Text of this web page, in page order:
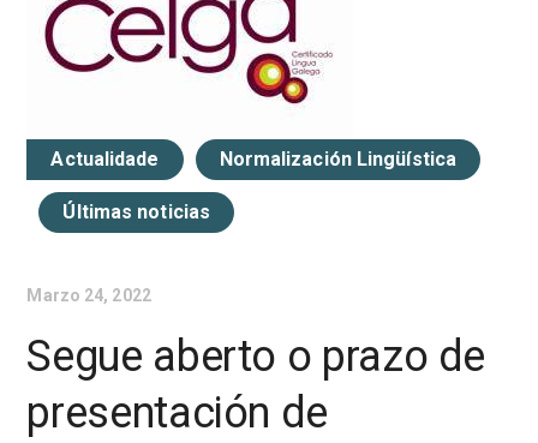
Actualidade Normalización Lingüística
Últimas noticias
Marzo 24, 2022
Segue aberto o prazo de
presentación de